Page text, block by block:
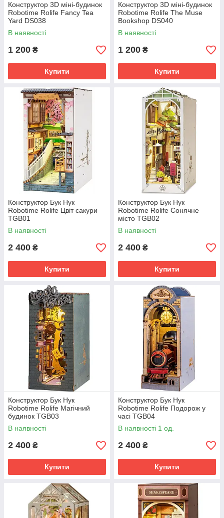
Конструктор 3D міні-будинок
Robotime Rolife Fancy Tea
Yard DS038
В наявності
1 200 ₴
Купити
Конструктор 3D міні-будинок
Robotime Rolife The Muse
Bookshop DS040
В наявності
1 200 ₴
Купити
Конструктор Бук Нук
Robotime Rolife Цвіт сакури
TGB01
В наявності
2 400 ₴
Купити
Конструктор Бук Нук
Robotime Rolife Сонячне
місто TGB02
В наявності
2 400 ₴
Купити
Конструктор Бук Нук
Robotime Rolife Магічний
будинок TGB03
В наявності
2 400 ₴
Купити
Конструктор Бук Нук
Robotime Rolife Подорож у
часі TGB04
В наявності 1 од.
2 400 ₴
Купити